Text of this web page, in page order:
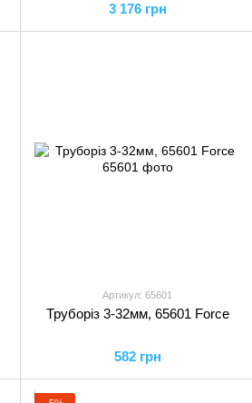
3 176 грн
Артикул: 65601
Труборіз 3-32мм, 65601 Force
582 грн